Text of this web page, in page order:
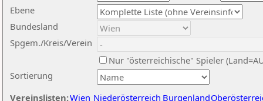
Ebene
Sortierung
Bundesland
Spgem./Kreis/Verein
Nur "österreichische" Spieler
Vereinslisten:Wien Niederösterreich Burgenland